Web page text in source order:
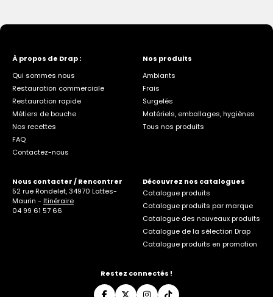
À propos de Drap :
Qui sommes nous
Restauration commerciale
Restauration rapide
Métiers de bouche
Nos recettes
FAQ
Contactez-nous
Nos produits
Ambiants
Frais
Surgelés
Matériels, emballages, hygiènes
Tous nos produits
Nous contacter / Rencontrer
52 rue Rondelet, 34970 Lattes-
Maurin - Itinéraire
04 99 61 57 66
Découvrez nos catalogues
Catalogue produits
Catalogue produits par marque
Catalogue des nouveaux produits
Catalogue de la sélection Drap
Catalogue produits en promotion
Restez connectés !